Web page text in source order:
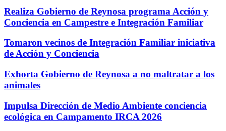
Realiza Gobierno de Reynosa programa Acción y
Conciencia en Campestre e Integración Familiar
Tomaron vecinos de Integración Familiar iniciativa
de Acción y Conciencia
Exhorta Gobierno de Reynosa a no maltratar a los
animales
Impulsa Dirección de Medio Ambiente conciencia
ecológica en Campamento IRCA 2026